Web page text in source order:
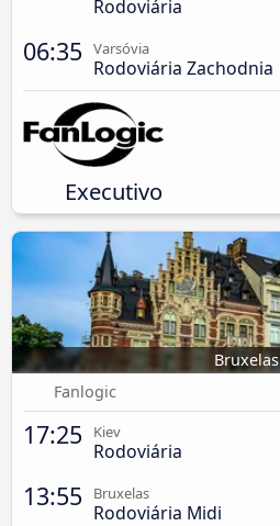
Rodoviária
06:35 Varsóvia
Rodoviária Zachodnia
Executivo
Bruxelas
Fanlogic
17:25 Kiev
Rodoviária
13:55 Bruxelas
Rodoviária Midi